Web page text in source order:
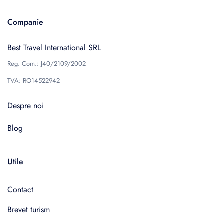
Companie
Best Travel International SRL
Reg. Com.: J40/2109/2002
TVA: RO14522942
Despre noi
Blog
Utile
Contact
Brevet turism